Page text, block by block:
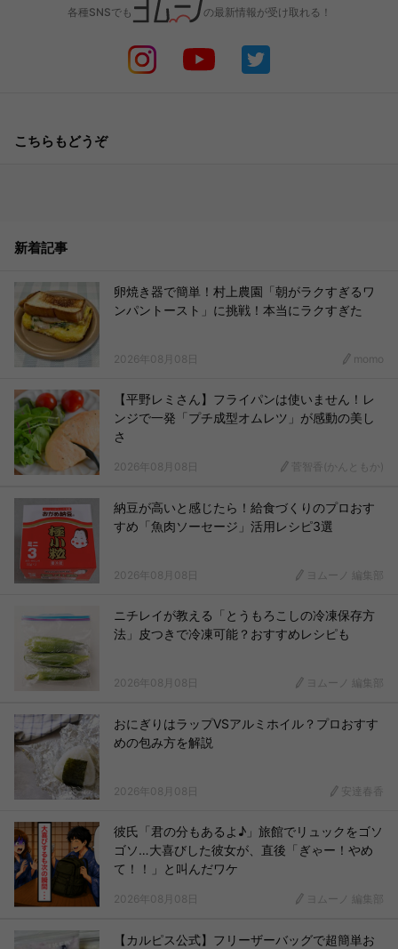
各種SNSでも の最新情報が受け取れる！
こちらもどうぞ
新着記事
卵焼き器で簡単！村上農園「朝がラクすぎるワ
ンパントースト」に挑戦！本当にラクすぎた
2026年08月08日 momo
【平野レミさん】フライパンは使いません！レ
ンジで一発「プチ成型オムレツ」が感動の美し
さ
2026年08月08日 菅智香(かんともか)
納豆が高いと感じたら！給食づくりのプロおす
すめ「魚肉ソーセージ」活用レシピ3選
2026年08月08日 ヨムーノ 編集部
ニチレイが教える「とうもろこしの冷凍保存方
法」皮つきで冷凍可能？おすすめレシピも
2026年08月08日 ヨムーノ 編集部
おにぎりはラップVSアルミホイル？プロおすす
めの包み方を解説
2026年08月08日 安達春香
彼氏「君の分もあるよ♪」旅館でリュックをゴソ
ゴソ…大喜びした彼女が、直後「ぎゃー！やめ
て！！」と叫んだワケ
2026年08月08日 ヨムーノ 編集部
【カルピス公式】フリーザーバッグで超簡単お